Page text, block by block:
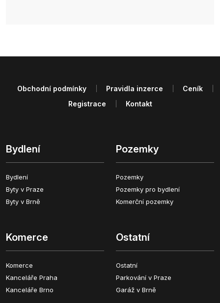
Bydlení
Bydlení
Byty v Praze
Byty v Brně
Pozemky
Pozemky
Pozemky pro bydlení
Komerční pozemky
Komerce
Komerce
Kanceláře Praha
Kanceláře Brno
Ostatní
Ostatní
Parkování v Praze
Garáž v Brně
Obchodní podmínky Pravidla inzerce
Ceník
Registrace
Kontakt